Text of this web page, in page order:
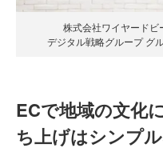
株式会社ワイヤード
デジタル戦略グループ グ
ECで地域の文化
ち上げはシンプ